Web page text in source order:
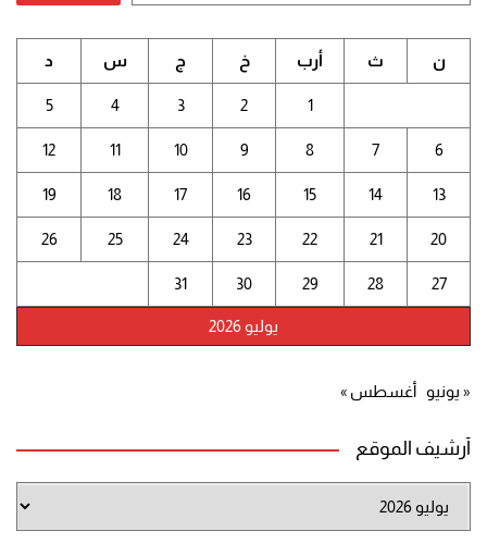
يوليو 2026
ن ث أرب خ ج س د
1
2
3
4
5
6
7
8
9
10
11
12
13
14
15
16
17
18
19
20
21
22
23
24
25
26
27
28
29
30
31
« يونيو أغسطس »
أرشيف الموقع
الموقع